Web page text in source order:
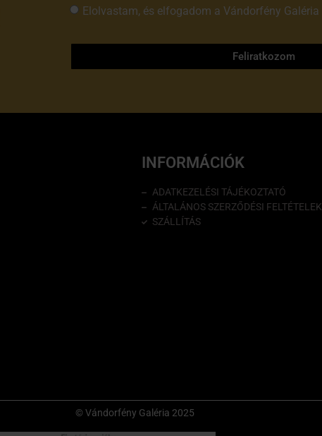
Elolvastam, és elfogadom a Vándorfény Galéria
Feliratkozom
INFORMÁCIÓK
ADATKEZELÉSI TÁJÉKOZTATÓ
ÁLTALÁNOS SZERZŐDÉSI FELTÉTELEK
SZÁLLÍTÁS
© Vándorfény Galéria 2025